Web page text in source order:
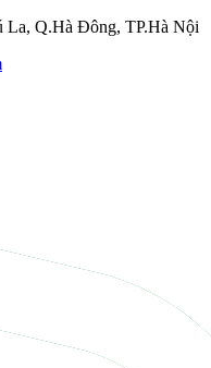
La, Q.Hà Đông, TP.Hà Nội